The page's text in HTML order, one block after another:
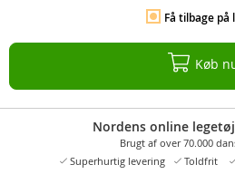
Få tilbage på
Køb
Nordens online
Brugt af over 70.000
Superhurtig levering
Toldfrit